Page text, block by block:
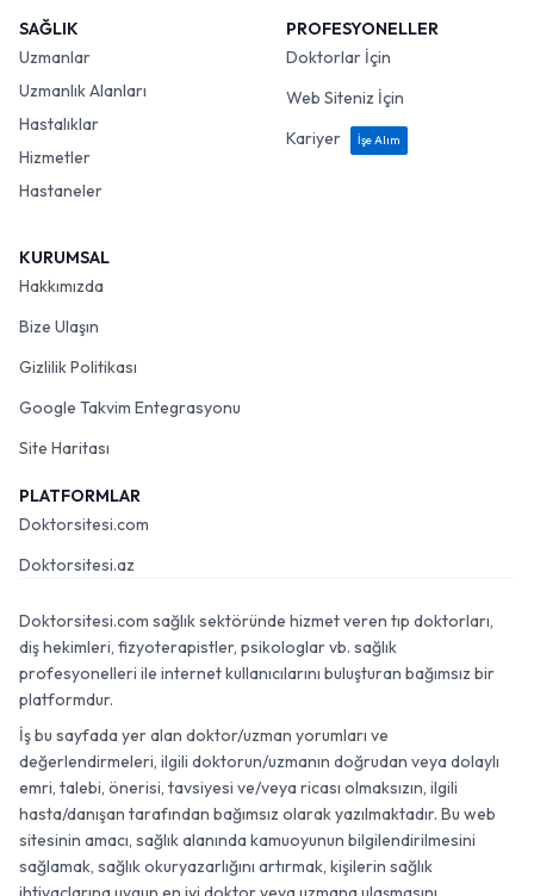
SAĞLIK
Uzmanlar
Uzmanlık Alanları
Hastalıklar
Hizmetler
Hastaneler
PROFESYONELLER
Doktorlar İçin
Web Siteniz İçin
Kariyer
İşe Alım
KURUMSAL
Hakkımızda
Bize Ulaşın
Gizlilik Politikası
Google Takvim Entegrasyonu
Site Haritası
PLATFORMLAR
Doktorsitesi.com
Doktorsitesi.az
Doktorsitesi.com sağlık sektöründe hizmet veren tıp doktorları,
diş hekimleri, fizyoterapistler, psikologlar vb. sağlık
profesyonelleri ile internet kullanıcılarını buluşturan bağımsız bir
platformdur.
İş bu sayfada yer alan doktor/uzman yorumları ve
değerlendirmeleri, ilgili doktorun/uzmanın doğrudan veya dolaylı
emri, talebi, önerisi, tavsiyesi ve/veya ricası olmaksızın, ilgili
hasta/danışan tarafından bağımsız olarak yazılmaktadır. Bu web
sitesinin amacı, sağlık alanında kamuoyunun bilgilendirilmesini
sağlamak, sağlık okuryazarlığını artırmak, kişilerin sağlık